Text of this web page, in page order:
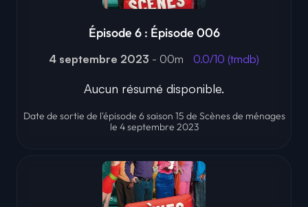
Épisode 6 : Épisode 006
4 septembre 2023 - 00m 0.0/10 (tmdb)
Aucun résumé disponible.
Date de sortie de l'épisode 6 saison 15 de Scènes de ménages
le 4 septembre 2023